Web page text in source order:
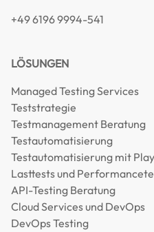
+49 6196 9994-541
LÖSUNGEN
Managed Testing Services
Teststrategie
Testmanagement Beratung
Testautomatisierung
Testautomatisierung mit
Lasttests und
API-Testing Beratung
Cloud Services und DevOps
DevOps Testing